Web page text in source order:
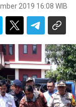
2019 16:08 WIB